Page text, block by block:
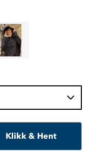
Klikk & Hent